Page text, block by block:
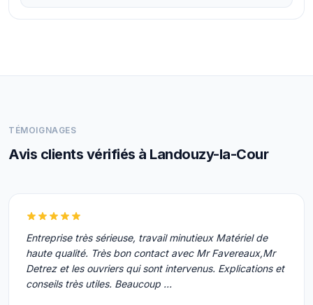
TÉMOIGNAGES
Avis clients vérifiés à Landouzy-la-Cour
Entreprise très sérieuse, travail minutieux Matériel de
haute qualité. Très bon contact avec Mr Favereaux,Mr
Detrez et les ouvriers qui sont intervenus. Explications et
conseils très utiles. Beaucoup …